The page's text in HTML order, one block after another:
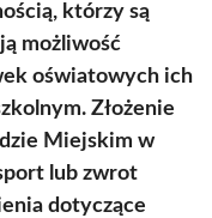
którzy są
możliwość
oświatowych ich
Złożenie
Miejskim w
lub zwrot
dotyczące